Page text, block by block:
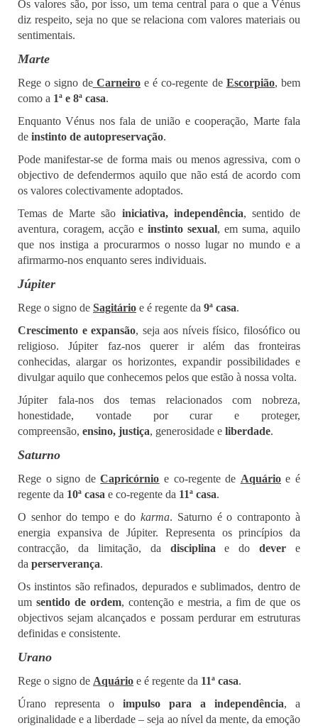
Os valores são, por isso, um tema central para o que a Vénus
diz respeito, seja no que se relaciona com valores materiais ou
sentimentais.
Marte
Rege o signo de Carneiroe é co-regente de Escorpião, bem
como a 1ª e 8ª casa.
Enquanto Vénus nos fala de união e cooperação, Marte fala
de instinto de autopreservação.
Pode manifestar-se de forma mais ou menos agressiva, com o
objectivo de defendermos aquilo que não está de acordo com
os valores colectivamente adoptados.
Temas de Marte são iniciativa, independência, sentido de
aventura, coragem, acção e instinto sexual, em suma, aquilo
que nos instiga a procurarmos o nosso lugar no mundo e a
afirmarmo-nos enquanto seres individuais.
Júpiter
Rege o signo de Sagitário e é regente da 9ª casa.
Crescimento e expansão, seja aos níveis físico, filosófico ou
religioso. Júpiter faz-nos querer ir além das fronteiras
conhecidas, alargar os horizontes, expandir possibilidades e
divulgar aquilo que conhecemos pelos que estão à nossa volta.
Júpiter fala-nos dos temas relacionados com nobreza,
honestidade, vontade por curar e proteger,
compreensão, ensino, justiça, generosidade e liberdade.
Saturno
Rege o signo deCapricórnio e co-regente de Aquárioe é
regente da 10ª casa e co-regente da 11ª casa.
O senhor do tempo e do karma. Saturno é o contraponto à
energia expansiva de Júpiter. Representa os princípios da
contracção, da limitação, da disciplina e dodever e
da perserverança.
Os instintos são refinados, depurados e sublimados, dentro de
um sentido de ordem, contenção e mestria, a fim de que os
objectivos sejam alcançados e possam perdurar em estruturas
definidas e consistente.
Urano
Rege o signo de Aquário e é regente da 11ª casa.
Úrano representa o impulso para a independência, a
originalidade e a liberdade – seja ao nível da mente, da emoção